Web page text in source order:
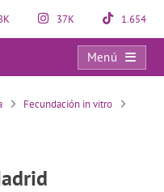
37K 1.654
Menú
Fecundación in vitro